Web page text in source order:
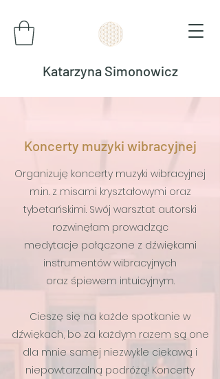
Katarzyna Simonowicz
Koncerty muzyki wibracyjnej
Organizuję koncerty muzyki wibracyjnej
m.in. z misami kryształowymi oraz
tybetańskimi. Swój warsztat autorski
rozwinęłam prowadząc
medytacje połączone z dźwiękami
instrumentów wibracyjnych
oraz śpiewem intuicyjnym.
Cieszę się na każde spotkanie w
dźwiękach, bo za każdym razem są one
dla mnie samej niezwykle ciekawą i
niepowtarzalną podróżą! Koncerty